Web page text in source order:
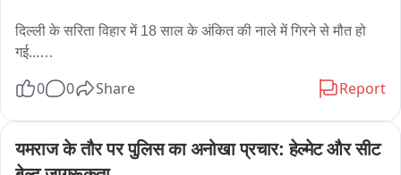
दिल्ली के सरिता विहार में 18 साल के अंकित की नाले में गिरने से मौत हो
गई...
जा रहा था..तभी नाले की पुलिया को क्रोस करने के बाद.. पानी का फ्लो
वो नाले में पानी के बहाव के साथ बह गया..
0 0 Share Report
यमराज के तौर पर पुलिस का अनोखा प्रचार: हेल्मेट और सीट